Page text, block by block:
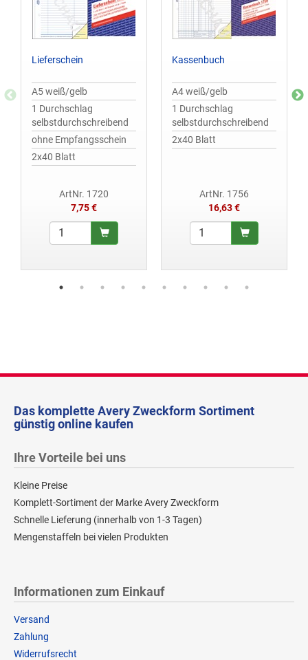
Lieferschein
A5 weiß/gelb
1 Durchschlag
selbstdurchschreibend
ohne Empfangsschein
2x40 Blatt
ArtNr. 1720
7,75 €
Kassenbuch
A4 weiß/gelb
1 Durchschlag
selbstdurchschreibend
2x40 Blatt
ArtNr. 1756
16,63 €
Das komplette Avery Zweckform Sortiment
günstig online kaufen
Ihre Vorteile bei uns
Kleine Preise
Komplett-Sortiment der Marke Avery Zweckform
Schnelle Lieferung (innerhalb von 1-3 Tagen)
Mengenstaffeln bei vielen Produkten
Informationen zum Einkauf
Versand
Zahlung
Widerrufsrecht